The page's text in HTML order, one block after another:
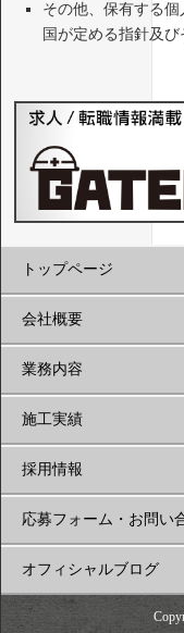
その他、保有する個
国が定める指針及び
トップページ
会社概要
業務内容
施工実績
採用情報
応募フォーム・お問い
オフィシャルブログ